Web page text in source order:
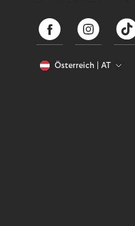
Österreich AT